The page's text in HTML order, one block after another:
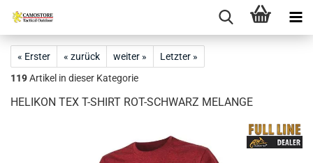
« Erster « zurück weiter »
Letzter »
119Artikel in dieser Kategorie
HELIKON TEX T-SHIRT ROT-SCHWARZ MELANGE